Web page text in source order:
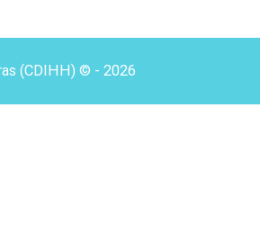
(CDIHH) © - 2026